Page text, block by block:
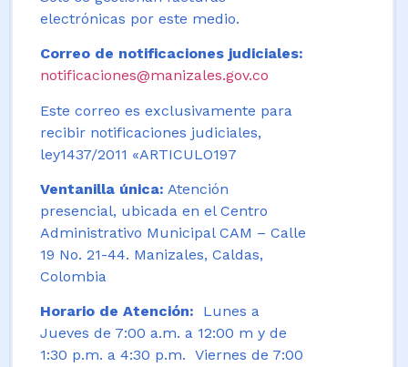
electrónicas por este medio.
Correo de notificaciones judiciales:
notificaciones@manizales.gov.co
Este correo es exclusivamente para
recibir notificaciones judiciales,
ley1437/2011 «ARTICULO197
Ventanilla única: Atención
presencial, ubicada en el Centro
Administrativo Municipal CAM – Calle
19 No. 21-44. Manizales, Caldas,
Colombia
Horario de Atención:
Lunes a
Jueves de 7:00 a.m. a 12:00 m y de
1:30 p.m. a 4:30 p.m. Viernes de 7:00